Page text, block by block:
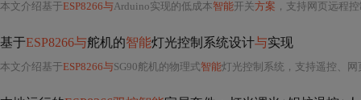
本文介绍基于ESP8266与Arduino实现的低成本智能开关方案 ，支持网页远程
基于ESP8266与舵机的智能灯光控制系统设计与实现
本文介绍基于ESP8266与SG90舵机的物理式智能灯光控制系统，支持遥控、网